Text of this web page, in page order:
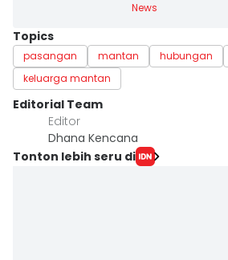
News
Topics
pasangan mantan hubungan
keluarga mantan
Editorial Team
Editor
Dhana Kencana
Tonton lebih seru di